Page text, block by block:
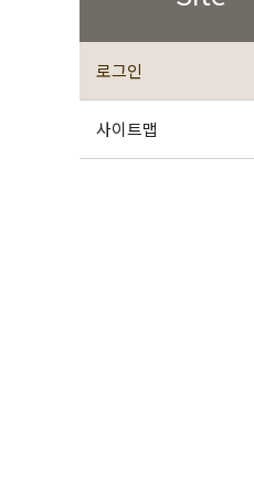
로그인
사이트맵